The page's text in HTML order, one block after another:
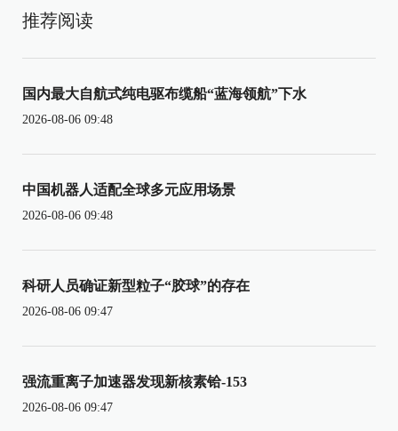
推荐阅读
国内最大自航式纯电驱布缆船“蓝海领航”下水
2026-08-06 09:48
中国机器人适配全球多元应用场景
2026-08-06 09:48
科研人员确证新型粒子“胶球”的存在
2026-08-06 09:47
强流重离子加速器发现新核素铪-153
2026-08-06 09:47